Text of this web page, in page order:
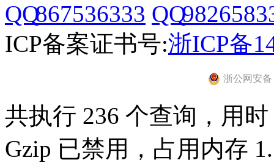
867536333
ICP备案证书号:浙ICP备
浙公网安备
共执行 236 个查询，用
Gzip 已禁用，占用内存